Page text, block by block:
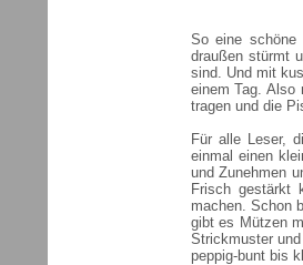
So eine
draußen stürmt
sind. Und mit
einem Tag. Also
tragen und die
Für alle Leser,
einmal einen
und Zunehmen
Frisch gestärkt
machen. Schon
gibt es Mützen
Strickmuster
peppig-bunt bis